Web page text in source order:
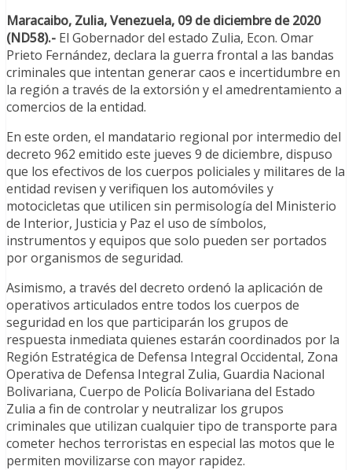
Maracaibo, Zulia, Venezuela, 09 de diciembre de 2020
(ND58).- El Gobernador del estado Zulia, Econ. Omar
Prieto Fernández, declara la guerra frontal a las bandas
criminales que intentan generar caos e incertidumbre en
la región a través de la extorsión y el amedrentamiento a
comercios de la entidad.
En este orden, el mandatario regional por intermedio del
decreto 962 emitido este jueves 9 de diciembre, dispuso
que los efectivos de los cuerpos policiales y militares de la
entidad revisen y verifiquen los automóviles y
motocicletas que utilicen sin permisología del Ministerio
de Interior, Justicia y Paz el uso de símbolos,
instrumentos y equipos que solo pueden ser portados
por organismos de seguridad.
Asimismo, a través del decreto ordenó la aplicación de
operativos articulados entre todos los cuerpos de
seguridad en los que participarán los grupos de
respuesta inmediata quienes estarán coordinados por la
Región Estratégica de Defensa Integral Occidental, Zona
Operativa de Defensa Integral Zulia, Guardia Nacional
Bolivariana, Cuerpo de Policía Bolivariana del Estado
Zulia a fin de controlar y neutralizar los grupos
criminales que utilizan cualquier tipo de transporte para
cometer hechos terroristas en especial las motos que le
permiten movilizarse con mayor rapidez.